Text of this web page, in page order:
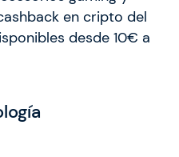
en cripto del
desde 10€ a